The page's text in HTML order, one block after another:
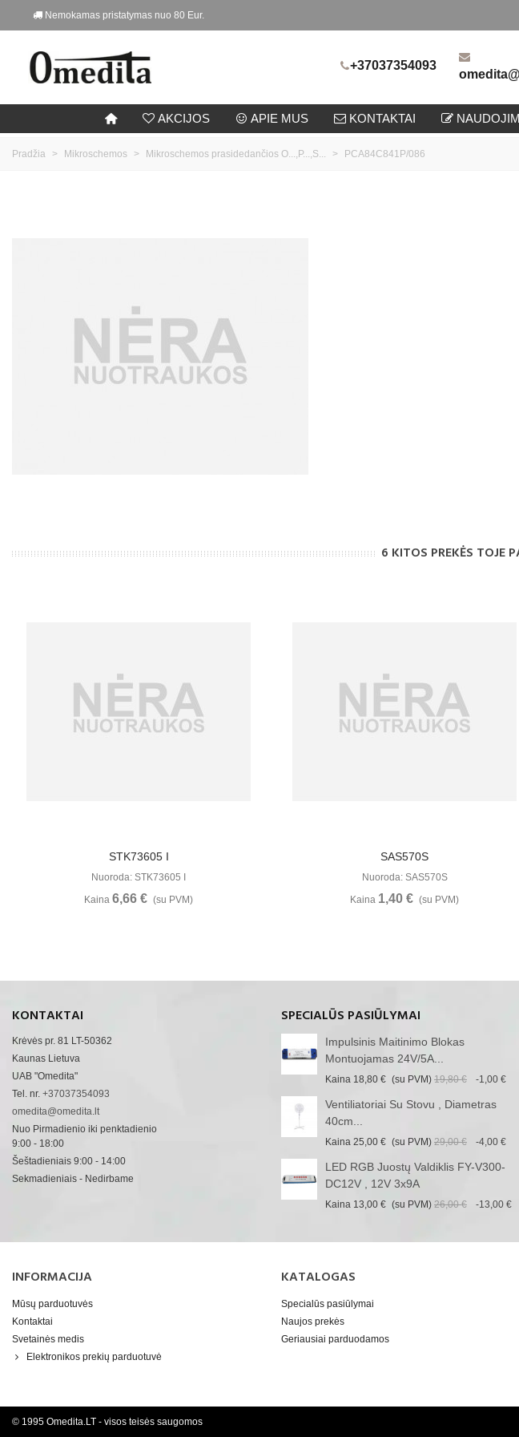
Nemokamas pristatymas nuo 80 Eur.
+37037354093
AKCIJOS APIE MUS KONTAKTAI
Pradžia > Mikroschemos > Mikroschemos prasidedančios O...,P...,S... > PCA84C841P/086
6 KITOS PREKĖS TOJE
Žiūrėti Daugiau
STK73605 I
Nuoroda: STK73605 I
Kaina 6,66 € (su PVM)
Žiūrėti Daugiau
SAS570S
Nuoroda: SAS570S
Kaina 1,40 € (su PVM)
KONTAKTAI
Krėvės pr. 81 LT-50362
Kaunas Lietuva
UAB "Omedita"
Tel. nr. +37037354093
omedita@omedita.lt
Nuo Pirmadienio iki penktadienio
9:00 - 18:00
Šeštadieniais 9:00 - 14:00
Sekmadieniais - Nedirbame
SPECIALŪS PASIŪLYMAI
Impulsinis Maitinimo Blokas
Montuojamas 24V/5A...
Kaina 18,80 € (su PVM) 19,80 € -1,00 €
Ventiliatoriai Su Stovu , Diametras
40cm...
Kaina 25,00 € (su PVM) 29,00 € -4,00 €
LED RGB Juostų Valdiklis FY-V300-
DC12V , 12V 3x9A
Kaina 13,00 € (su PVM) 26,00 € -13,00 €
INFORMACIJA
Mūsų parduotuvės
Kontaktai
Svetainės medis
Elektronikos prekių parduotuvė
KATALOGAS
Specialūs pasiūlymai
Naujos prekės
Geriausiai parduodamos
© 1995 Omedita.LT - visos teisės saugomos